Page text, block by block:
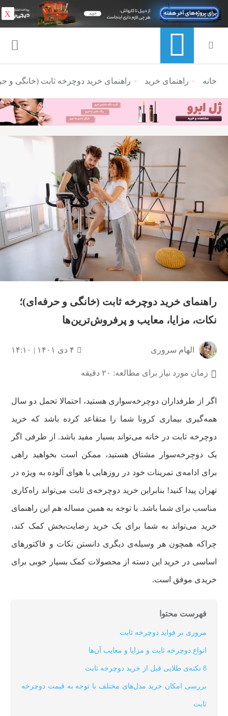
منوی ناوبری خرده نان
خانه راهنمای خرید راهنمای خرید دوچرخه ثابت (خانگی و
راهنمای خرید دوچرخه ثابت (خانگی و حرفه‌ای)؛
نکات، مزایا، معایب و پرفروش‌ترین‌ها
الهام سروری ۴ دی ۱۴۰۱ | ۱۴:۱۰
زمان مورد نیاز برای مطالعه: ۲۰ دقیقه
اگر از طرفداران دوچرخه‌سواری هستید، احتمالا تحمل دو سال
همه‌گیری بیماری کرونا شما را متقاعد کرده باشد که خرید
دوچرخه ثابت در خانه می‌تواند بسیار مفید باشد. از طرفی اگر
یک دوچرخه‌سوار مشتاق هستید، ممکن است بخواهید راهی
برای ادامه‌ی تمرینات خود در روزهایی با هوای آلوده به ویژه در
تهران پیدا کنید! بنابراین خرید دوچرخه‌ی ثابت می‌تواند راه‌کاری
مناسب برای شما باشد. با توجه به همین مساله هم این راهنمای
خرید می‌تواند به شما برای یک خرید رضایت‌بخش کمک کند،
چراکه همچون هر وسیله‌ی دیگری دانستن نکات و فاکتورهای
اساسی در خرید این دسته از محصولات کمک بسیار خوبی برای
خریدی موفق است.
فهرست محتوا
مروری بر فواید دوچرخه ثابت
انواع دوچرخه ثابت و مزایا و معایب آن‌ها
8 نکته‌ی طلایی قبل از خرید دوچرخه ثابت
بررسی امکان خرید مدل‌های مختلف با توجه به قیمت دوچرخه
ثابت
X